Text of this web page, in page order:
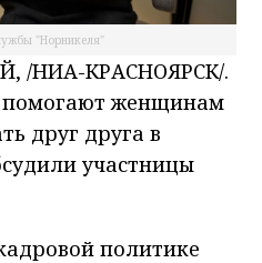
"Норникеля"
/НИА-КРАСНОЯРСК/.
помогают женщинам
друг друга в
участницы
политике